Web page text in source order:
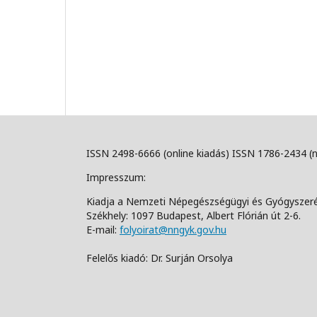
ISSN 2498-6666 (online kiadás) ISSN 1786-2434
Impresszum:
Kiadja a Nemzeti Népegészségügyi és
Székhely: 1097 Budapest, Albert Flórián út 2-6.
E-mail: folyoirat@nngyk.gov.hu
Felelős kiadó: Dr. Surján Orsolya